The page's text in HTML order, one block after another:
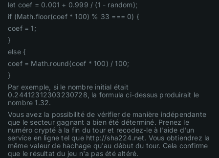
let coef = 0.001 + 0.999 / (1 - random);
if (Math.floor(coef * 100) % 33 === 0) {
coef = 1;
}
else {
coef = Math.round(coef * 100) / 100;
}
Par exemple, si le nombre initial était
0.24412312303230728, la formula ci-dessus produirait le
nombre 1.32.
Vous avez la possibilité de vérifier de manière indépendante
que le secteur gagnant a bien été déterminé. Prenez le
numéro crypté à la fin du tour et recodez-le à l'aide d'un
service en ligne tel que http://sha224.net. Vous obtiendrez la
même valeur de hachage qu'au début du tour. Cela confirme
que le résultat du jeu n'a pas été altéré.